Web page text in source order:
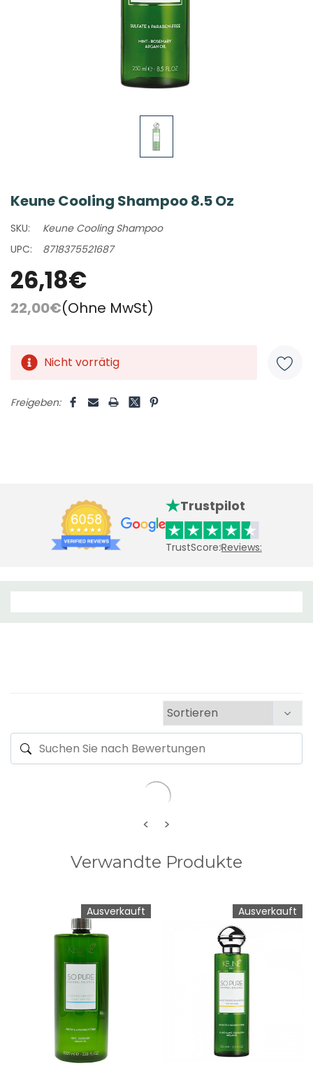
Keune Cooling Shampoo 8.5 Oz
SKU:
Keune Cooling Shampoo
UPC:
8718375521687
26,18€
22,00€(Ohne MwSt)
AktuellerNicht vorrätig
Freigeben:
Trustpilot
TrustScore:Reviews:
< >
Verwandte Produkte
Ausverkauft Ausverkauft